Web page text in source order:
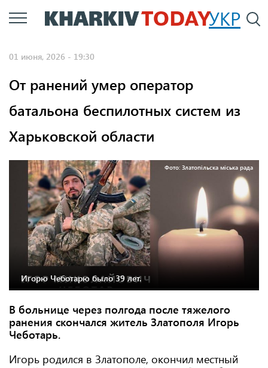
Перейти
к
УКР
01 июня, 2026 - 19:30
От ранений умер оператор
батальона беспилотных систем из
Харьковской области
Фото: Златопільска міська рада
Игорю Чеботарю было 39 лет.
В больнице через полгода после тяжелого
ранения скончался житель Златополя Игорь
Чеботарь.
Игорь родился в Златополе, окончил местный